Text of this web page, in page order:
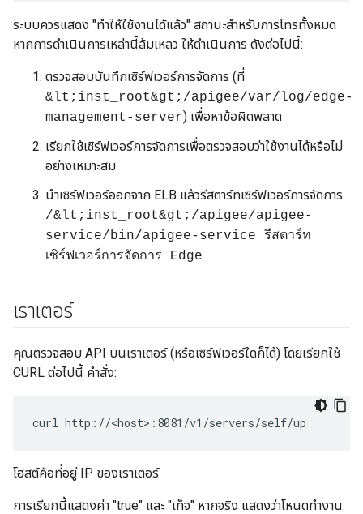
ระบบควรแสดง "ทำให้ใช้งานได้แล้ว" สถานะสำหรับการโทรทั้งหมด
หากการดำเนินการเหล่านี้ล้มเหลว ให้ดำเนินการ ดังต่อไปนี้:
ตรวจสอบบันทึกเซิร์ฟเวอร์การจัดการ (ที่
&lt;inst_root&gt;/apigee/var/log/edge-
management-server) เพื่อหาข้อผิดพลาด
เรียกใช้เซิร์ฟเวอร์การจัดการเพื่อตรวจสอบว่าใช้งานได้หรือไม่
อย่างเหมาะสม
นำเซิร์ฟเวอร์ออกจาก ELB แล้วรีสตาร์ทเซิร์ฟเวอร์การจัดการ
/&lt;inst_root&gt;/apigee/apigee-
service/bin/apigee-service รีสตาร์ท
เซิร์ฟเวอร์การจัดการ Edge
เราเตอร์
คุณตรวจสอบ API บนเราเตอร์ (หรือเซิร์ฟเวอร์ใดก็ได้) โดยเรียกใช้
CURL ต่อไปนี้ คำสั่ง:
curl http://<host>:8081/v1/servers/self/up
โฮสต์คือที่อยู่ IP ของเราเตอร์
การเรียกนี้แสดงค่า "true" และ "เท็จ" หากจริง แสดงว่าโหนดทำงาน